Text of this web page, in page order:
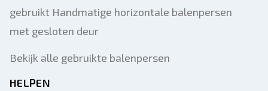
gebruikt Handmatige horizontale balenpersen
met gesloten deur
Bekijk alle gebruikte balenpersen
HELPEN